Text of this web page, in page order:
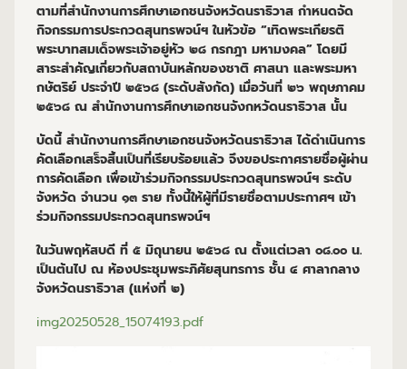
ตามที่สำนักงานการศึกษาเอกชนจังหวัดนราธิวาส กำหนดจัด
กิจกรรมการประกวดสุนทรพจน์ฯ ในหัวข้อ “เทิดพระเกียรติ
พระบาทสมเด็จพระเจ้าอยู่หัว ๒๘ กรกฎา มหามงคล” โดยมี
สาระสำคัญเกี่ยวกับสถาบันหลักของชาติ ศาสนา และพระมหา
กษัตริย์ ประจำปี ๒๕๖๘ (ระดับสังกัด) เมื่อวันที่ ๒๖ พฤษภาคม
๒๕๖๘ ณ สำนักงานการศึกษาเอกชนจังกหวัดนราธิวาส นั้น
บัดนี้ สำนักงานการศึกษาเอกชนจังหวัดนราธิวาส ได้ดำเนินการ
คัดเลือกเสร็จสิ้นเป็นที่เรียบร้อยแล้ว จึงขอประกาศรายชื่อผู้ผ่าน
การคัดเลือก เพื่อเข้าร่วมกิจกรรมประกวดสุนทรพจน์ฯ ระดับ
จังหวัด จำนวน ๑๓ ราย ทั้งนี้ให้ผู้ที่มีรายชื่อตามประกาศฯ เข้า
ร่วมกิจกรรมประกวดสุนทรพจน์ฯ
ในวันพฤหัสบดี ที่ ๕ มิถุนายน ๒๕๖๘ ณ ตั้งแต่เวลา ๐๘.๐๐ น.
เป็นต้นไป ณ ห้องประชุมพระภิศัยสุนทรการ ชั้น ๔ ศาลากลาง
จังหวัดนราธิวาส (แห่งที่ ๒)
img20250528_15074193.pdf